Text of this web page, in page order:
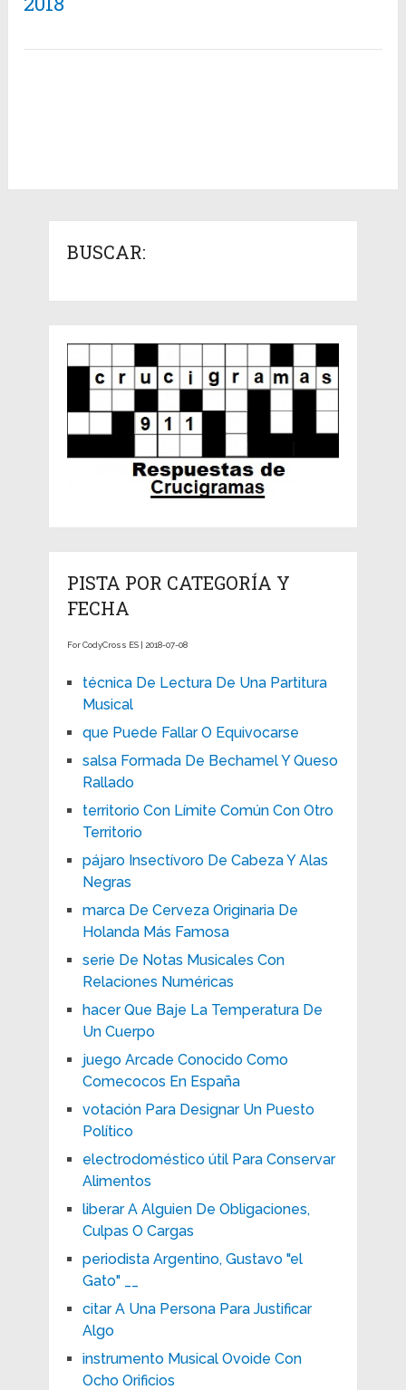
BUSCAR:
PISTA POR CATEGORÍA Y
FECHA
For CodyCross ES | 2018-07-08
técnica De Lectura De Una Partitura
Musical
que Puede Fallar O Equivocarse
salsa Formada De Bechamel Y Queso
Rallado
territorio Con Límite Común Con Otro
Territorio
pájaro Insectívoro De Cabeza Y Alas
Negras
marca De Cerveza Originaria De
Holanda Más Famosa
serie De Notas Musicales Con
Relaciones Numéricas
hacer Que Baje La Temperatura De
Un Cuerpo
juego Arcade Conocido Como
Comecocos En España
votación Para Designar Un Puesto
Político
electrodoméstico útil Para Conservar
Alimentos
liberar A Alguien De Obligaciones,
Culpas O Cargas
periodista Argentino, Gustavo "el
Gato" __
citar A Una Persona Para Justificar
Algo
instrumento Musical Ovoide Con
Ocho Orificios